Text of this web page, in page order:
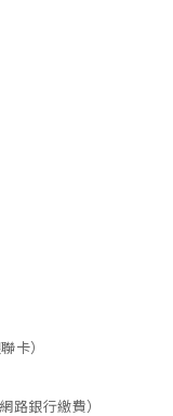
卡）
路銀行繳費）